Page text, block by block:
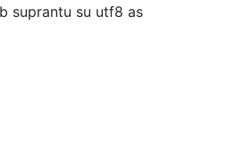
suprantu su utf8 as